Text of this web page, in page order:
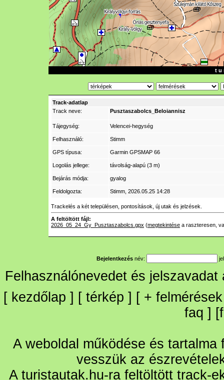
t u
Track-adatlap
Track neve:
Pusztaszabolcs_Beloiannisz
Tájegység: Velencei-hegység
Felhasználó: Stimm
GPS típusa: Garmin GPSMAP 66
Logolás jellege: távolság-alapú (3 m)
Bejárás módja: gyalog
Feldolgozta: Stimm , 2026.05.25 14:28
Trackelés a két településen, pontosítások, új utak és jelzések.
A feltöltött fájl:
2026_05_24_Gy_Pusztaszabolcs.gpx (megtekintése a raszteresen,
Bejelentkezés név:
Felhasználónevedet és
[ kezdőlap ] [ térkép ] [ + felmérések
faq ] [
A weboldal működése és
vesszük az
A turistautak.hu-ra feltöltött track-